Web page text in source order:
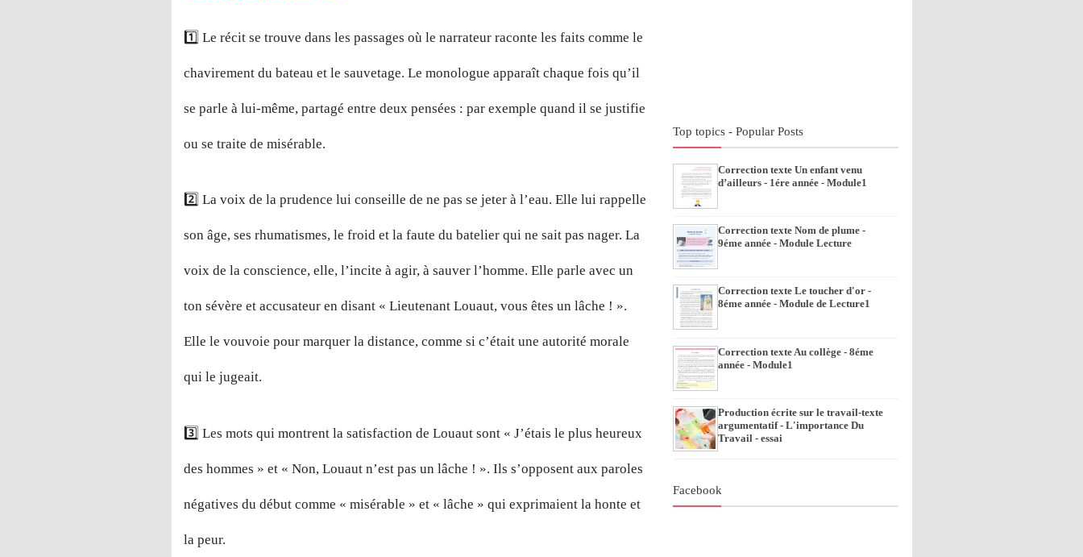
1️⃣ Le récit se trouve dans les passages où le narrateur raconte les faits comme le
chavirement du bateau et le sauvetage. Le monologue apparaît chaque fois qu’il
se parle à lui-même, partagé entre deux pensées : par exemple quand il se justifie
ou se traite de misérable.
2️⃣ La voix de la prudence lui conseille de ne pas se jeter à l’eau. Elle lui rappelle
son âge, ses rhumatismes, le froid et la faute du batelier qui ne sait pas nager. La
voix de la conscience, elle, l’incite à agir, à sauver l’homme. Elle parle avec un
ton sévère et accusateur en disant « Lieutenant Louaut, vous êtes un lâche ! ».
Elle le vouvoie pour marquer la distance, comme si c’était une autorité morale
qui le jugeait.
3️⃣ Les mots qui montrent la satisfaction de Louaut sont « J’étais le plus heureux
des hommes » et « Non, Louaut n’est pas un lâche ! ». Ils s’opposent aux paroles
négatives du début comme « misérable » et « lâche » qui exprimaient la honte et
la peur.
Top topics - Popular Posts
Correction texte Un enfant venu
d’ailleurs - 1ére année - Module1
Correction texte Nom de plume -
9éme année - Module Lecture
Correction texte Le toucher d'or -
8éme année - Module de Lecture1
Correction texte Au collège - 8éme
année - Module1
Production écrite sur le travail-texte
argumentatif - L'importance Du
Travail - essai
Facebook